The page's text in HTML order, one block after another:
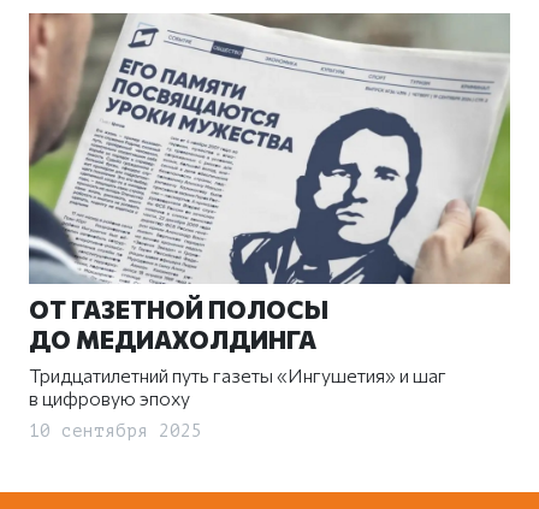
ОТ ГАЗЕТНОЙ ПОЛОСЫ
ДО МЕДИАХОЛДИНГА
Тридцатилетний путь газеты «Ингушетия» и шаг
в цифровую эпоху
10 сентября 2025